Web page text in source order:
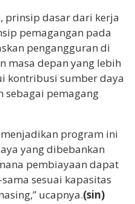
prinsip dasar dari kerja
pemagangan pada
pengangguran di
masa depan yang lebih
kontribusi sumber daya
sebagai pemagang
program ini
yang dibebankan
pembiayaan dapat
sesuai kapasitas
ucapnya.(sin)